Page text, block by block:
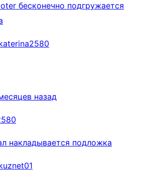
бесконечно подгружается
назад
накладывается подложка